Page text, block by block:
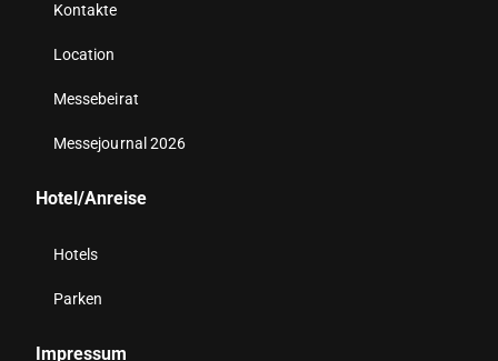
Kontakte
Location
Messebeirat
Messejournal 2026
Hotel/Anreise
Hotels
Parken
Impressum